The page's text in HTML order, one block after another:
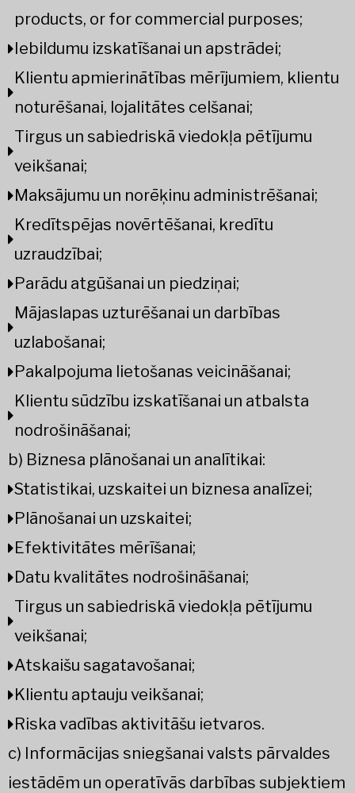
products, or for commercial purposes;
Iebildumu izskatīšanai un apstrādei;
Klientu apmierinātības mērījumiem, klientu
noturēšanai, lojalitātes celšanai;
Tirgus un sabiedriskā viedokļa pētījumu
veikšanai;
Maksājumu un norēķinu administrēšanai;
Kredītspējas novērtēšanai, kredītu
uzraudzībai;
Parādu atgūšanai un piedziņai;
Mājaslapas uzturēšanai un darbības
uzlabošanai;
Pakalpojuma lietošanas veicināšanai;
Klientu sūdzību izskatīšanai un atbalsta
nodrošināšanai;
b) Biznesa plānošanai un analītikai:
Statistikai, uzskaitei un biznesa analīzei;
Plānošanai un uzskaitei;
Efektivitātes mērīšanai;
Datu kvalitātes nodrošināšanai;
Tirgus un sabiedriskā viedokļa pētījumu
veikšanai;
Atskaišu sagatavošanai;
Klientu aptauju veikšanai;
Riska vadības aktivitāšu ietvaros.
c) Informācijas sniegšanai valsts pārvaldes
iestādēm un operatīvās darbības subjektiem